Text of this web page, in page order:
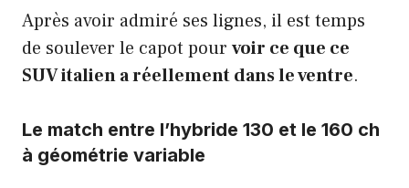
Après avoir admiré ses lignes, il est temps
de soulever le capot pour voir ce que ce
SUV italien a réellement dans le ventre.
Le match entre l’hybride 130 et le 160 ch
à géométrie variable